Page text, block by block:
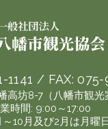
1141 / FAX:075-
高坊8-7（八幡市観光
時間: 9:00～17:00
10月及び2月は月曜